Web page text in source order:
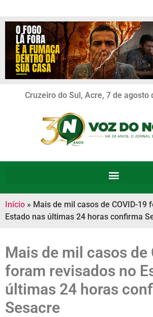
Cruzeiro do Sul, Acre, 7 de agosto
Início » Mais de mil casos de COVID-19
Estado nas últimas 24 horas confirma
Mais de mil casos de
foram revisados no
últimas 24 horas
Sesacre